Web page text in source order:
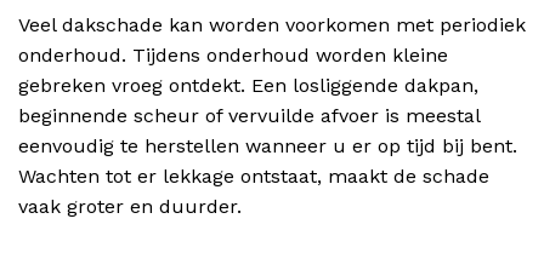
Veel dakschade kan worden voorkomen met periodiek
onderhoud. Tijdens onderhoud worden kleine
gebreken vroeg ontdekt. Een losliggende dakpan,
beginnende scheur of vervuilde afvoer is meestal
eenvoudig te herstellen wanneer u er op tijd bij bent.
Wachten tot er lekkage ontstaat, maakt de schade
vaak groter en duurder.